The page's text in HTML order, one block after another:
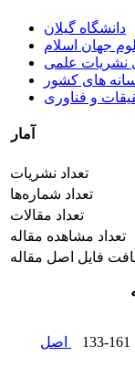
دانشگاه گیلان
جهان اسلام
نشریات علمی
های کشور
و فناوری
آمار
تعداد نشریات
تعداد شماره‌ها
تعداد مقالات
تعداد مشاهده مقاله
فایل اصل مقاله
133-161
اصل